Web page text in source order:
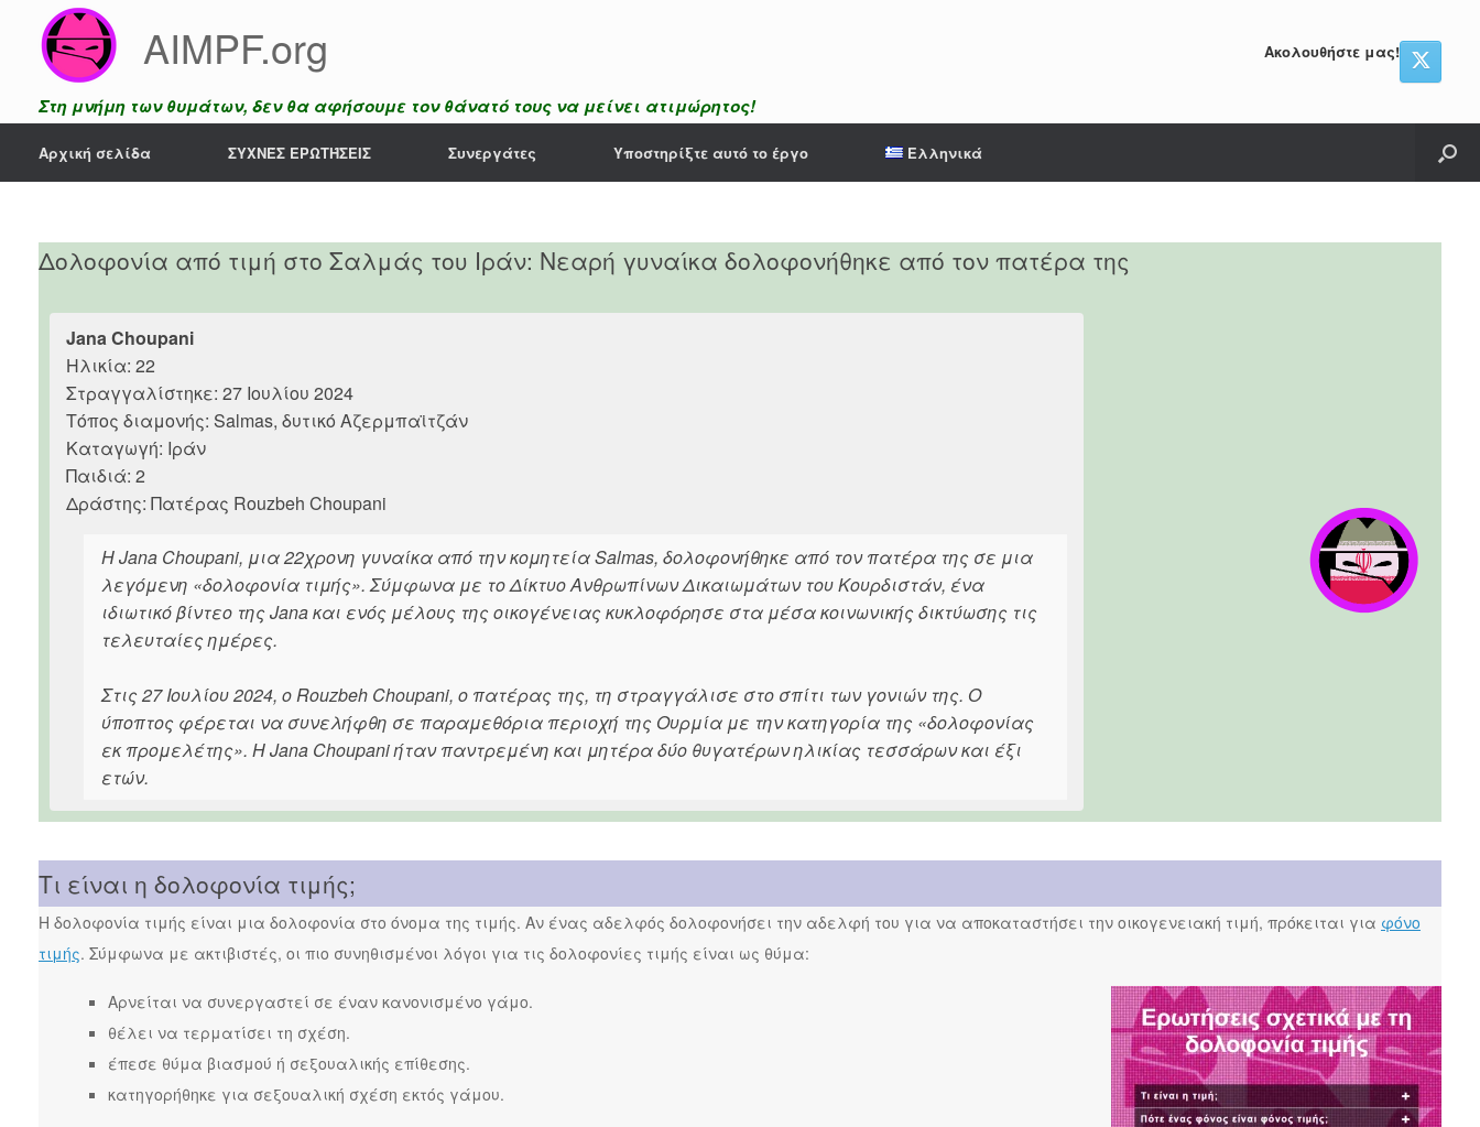
content
AIMPF.org
Στη μνήμη των θυμάτων, δεν θα αφήσουμε τον θάνατό τους να μείνει ατιμώρητος!
Ακολουθήστε μας!
Αρχική σελίδα ΣΥΧΝΈΣ ΕΡΩΤΉΣΕΙΣ Συνεργάτες Υποστηρίξτε αυτό το έργο Ελληνικά
Δολοφονία από τιμή στο Σαλμάς του Ιράν: Νεαρή γυναίκα δολοφονήθηκε από τον πατέρα της
Jana Choupani
Ηλικία: 22
Στραγγαλίστηκε: 27 Ιουλίου 2024
Τόπος διαμονής: Salmas, δυτικό Αζερμπαϊτζάν
Καταγωγή: Ιράν
Παιδιά: 2
Δράστης: Πατέρας Rouzbeh Choupani
Η Jana Choupani, μια 22χρονη γυναίκα από την κομητεία Salmas, δολοφονήθηκε από τον πατέρα της σε μια
λεγόμενη «δολοφονία τιμής». Σύμφωνα με το Δίκτυο Ανθρωπίνων Δικαιωμάτων του Κουρδιστάν, ένα
ιδιωτικό βίντεο της Jana και ενός μέλους της οικογένειας κυκλοφόρησε στα μέσα κοινωνικής δικτύωσης τις
τελευταίες ημέρες.
Στις 27 Ιουλίου 2024, ο Rouzbeh Choupani, ο πατέρας της, τη στραγγάλισε στο σπίτι των γονιών της. Ο
ύποπτος φέρεται να συνελήφθη σε παραμεθόρια περιοχή της Ουρμία με την κατηγορία της «δολοφονίας
εκ προμελέτης». Η Jana Choupani ήταν παντρεμένη και μητέρα δύο θυγατέρων ηλικίας τεσσάρων και έξι
ετών.
Τι είναι η δολοφονία τιμής;
Η δολοφονία τιμής είναι μια δολοφονία στο όνομα της τιμής. Αν ένας αδελφός δολοφονήσει την αδελφή του για να αποκαταστήσει την οικογενειακή τιμή, πρόκειται για φόνο
τιμής. Σύμφωνα με ακτιβιστές, οι πιο συνηθισμένοι λόγοι για τις δολοφονίες τιμής είναι ως θύμα:
Αρνείται να συνεργαστεί σε έναν κανονισμένο γάμο.
θέλει να τερματίσει τη σχέση.
έπεσε θύμα βιασμού ή σεξουαλικής επίθεσης.
κατηγορήθηκε για σεξουαλική σχέση εκτός γάμου.